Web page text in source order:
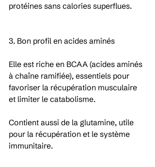
protéines sans calories superflues.
3. Bon profil en acides aminés
Elle est riche en BCAA (acides aminés
à chaîne ramifiée), essentiels pour
favoriser la récupération musculaire
et limiter le catabolisme.
Contient aussi de la glutamine, utile
pour la récupération et le système
immunitaire.